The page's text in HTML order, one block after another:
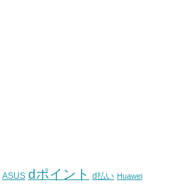
ASUS dポイント d払い Huawei